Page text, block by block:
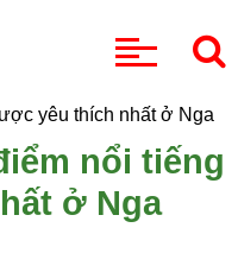
nổi tiếng
ở Nga